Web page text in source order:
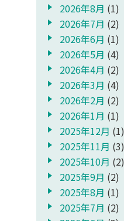
2026年8月 (1)
2026年7月 (2)
2026年6月 (1)
2026年5月 (4)
2026年4月 (2)
2026年3月 (4)
2026年2月 (2)
2026年1月 (1)
2025年12月 (1)
2025年11月 (3)
2025年10月 (2)
2025年9月 (2)
2025年8月 (1)
2025年7月 (2)